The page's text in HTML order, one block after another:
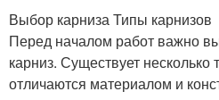
Выбор карниза Типы карнизов
Перед началом работ важно
карниз. Существует несколько
отличаются материалом и